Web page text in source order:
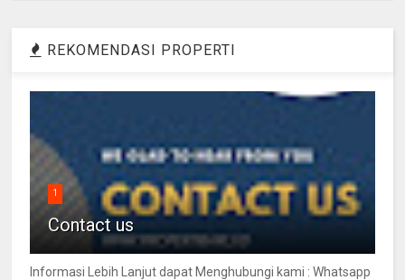
REKOMENDASI PROPERTI
1
Contact us
Informasi Lebih Lanjut dapat Menghubungi kami : Whatsapp